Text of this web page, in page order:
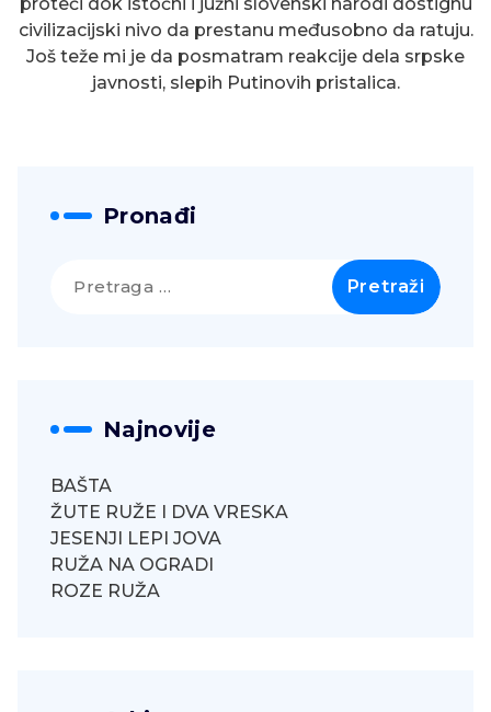
civilizacijski nivo da prestanu međusobno da ratuju.
Još teže mi je da posmatram reakcije dela srpske
javnosti, slepih Putinovih pristalica.
Pronađi
Najnovije
BAŠTA
ŽUTE RUŽE I DVA VRESKA
JESENJI LEPI JOVA
RUŽA NA OGRADI
ROZE RUŽA